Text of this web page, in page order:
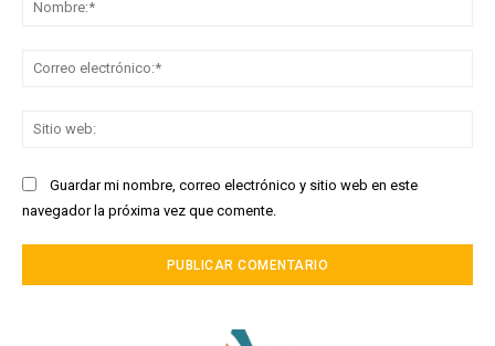
Guardar mi nombre, correo electrónico y sitio web en este
navegador la próxima vez que comente.